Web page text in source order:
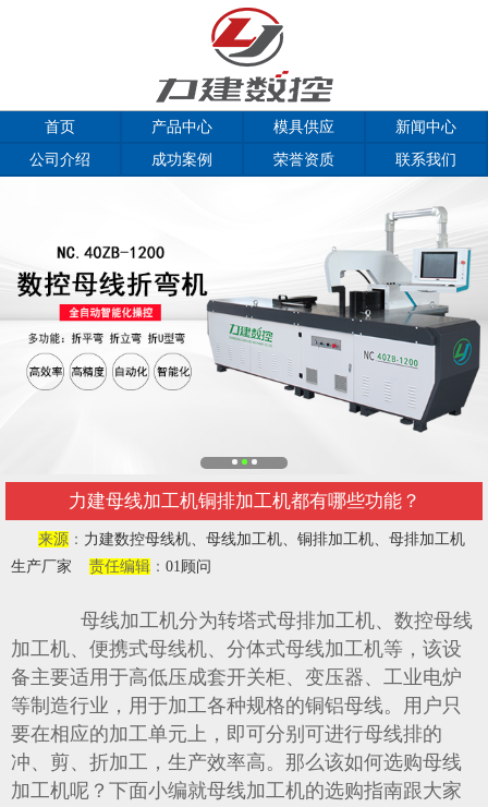
首页 产品中心 模具供应
新闻中心
公司介绍
成功案例 荣誉资质 联系我们
力建母线加工机铜排加工机都有哪些功能？
来源 ： 力建数控母线机、母线加工机、铜排加工机、母排加工机
生产厂家
责任编辑 ： 01顾问
母线加工机分为转塔式母排加工机、数控母线
加工机、便携式母线机、分体式母线加工机等，该设
备主要适用于高低压成套开关柜、变压器、工业电炉
等制造行业，用于加工各种规格的铜铝母线。用户只
要在相应的加工单元上，即可分别可进行母线排的
冲、剪、折加工，生产效率高。那么该如何选购母线
加工机呢？下面小编就母线加工机的选购指南跟大家